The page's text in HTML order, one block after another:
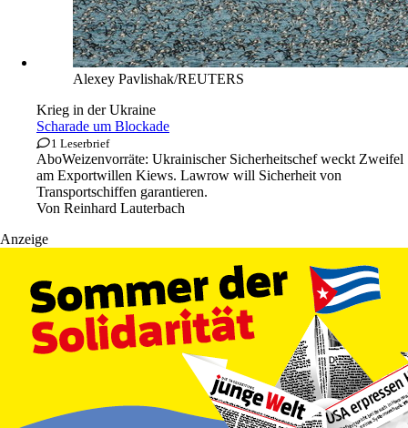
Alexey Pavlishak/REUTERS
Krieg in der Ukraine
Scharade um Blockade
1 Leserbrief
AboWeizenvorräte: Ukrainischer Sicherheitschef weckt Zweifel
am Exportwillen Kiews. Lawrow will Sicherheit von
Transportschiffen garantieren.
Von Reinhard Lauterbach
Anzeige